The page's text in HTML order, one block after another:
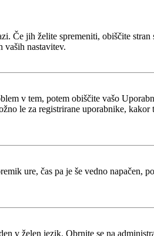
Če jih želite spremeniti, obiščite
vaših nastavitev.
v tem, potem obiščite vašo
le za registrirane uporabnike,
ure, čas pa je še vedno napačen,
v želen jezik. Obrnite se na